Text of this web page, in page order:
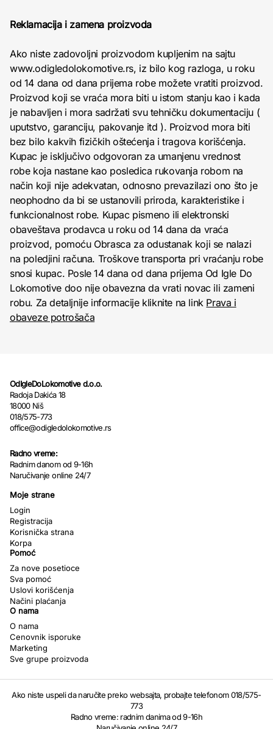
Reklamacija i zamena proizvoda
Ako niste zadovoljni proizvodom kupljenim na sajtu
www.odigledolokomotive.rs, iz bilo kog razloga, u roku
od 14 dana od dana prijema robe možete vratiti proizvod.
Proizvod koji se vraća mora biti u istom stanju kao i kada
je nabavljen i mora sadržati svu tehničku dokumentaciju (
uputstvo, garanciju, pakovanje itd ). Proizvod mora biti
bez bilo kakvih fizičkih oštećenja i tragova korišćenja.
Kupac je isključivo odgovoran za umanjenu vrednost
robe koja nastane kao posledica rukovanja robom na
način koji nije adekvatan, odnosno prevazilazi ono što je
neophodno da bi se ustanovili priroda, karakteristike i
funkcionalnost robe. Kupac pismeno ili elektronski
obaveštava prodavca u roku od 14 dana da vraća
proizvod, pomoću Obrasca za odustanak koji se nalazi
na poledjini računa. Troškove transporta pri vraćanju robe
snosi kupac. Posle 14 dana od dana prijema Od Igle Do
Lokomotive doo nije obavezna da vrati novac ili zameni
robu. Za detaljnije informacije kliknite na link Prava i
obaveze potrošača
OdIgleDoLokomotive d.o.o.
Radoja Dakića 18
18000 Niš
018/575-773
office@odigledolokomotive.rs
Radno vreme:
Radnim danom od 9-16h
Naručivanje online 24/7
Moje strane
Login
Registracija
Korisnička strana
Korpa
Pomoć
Za nove posetioce
Sva pomoć
Uslovi korišćenja
Načini plaćanja
O nama
O nama
Cenovnik isporuke
Marketing
Sve grupe proizvoda
Ako niste uspeli da naručite preko websajta, probajte telefonom 018/575-
773
Radno vreme: radnim danima od 9-16h